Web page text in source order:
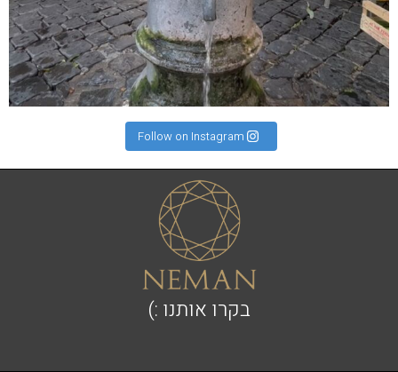
Follow on Instagram
בקרו אותנו :)